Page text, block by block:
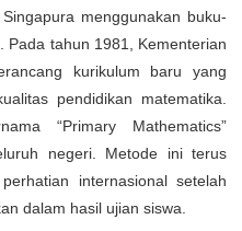
menggunakan buku-
Pada tahun 1981, Kementerian
kurikulum baru yang
pendidikan matematika.
“Primary Mathematics”
negeri. Metode ini terus
internasional setelah
dalam hasil ujian siswa.